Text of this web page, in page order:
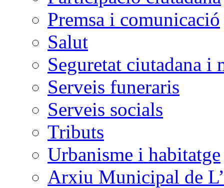
Premsa i comunicació
Salut
Seguretat ciutadana i
Serveis funeraris
Serveis socials
Tributs
Urbanisme i habitatge
Arxiu Municipal de